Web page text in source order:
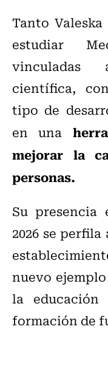
Tanto
estudiar
científica,
tipo de
en una
mejorar la
personas.
Su presencia
2026 se
nuevo
la
formación de